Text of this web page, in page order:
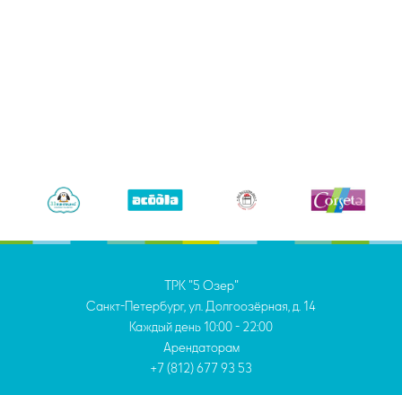
Каждый день 10:00 - 22:00
Арендаторам
+7 (812) 677 93 53
ТРК "5 Озер"
Санкт-Петербург, ул. Долгоозёрная, д. 14